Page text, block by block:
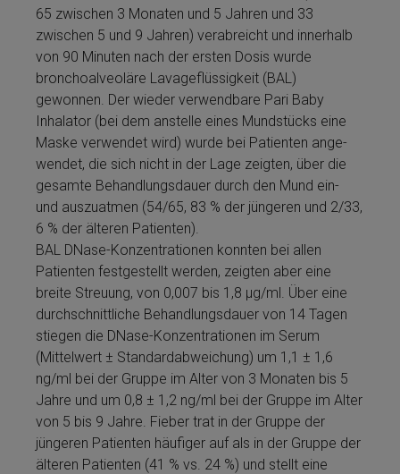
65 zwischen 3 Monaten und 5 Jahren und 33
zwischen 5 und 9 Jahren) verabreicht und innerhalb
von 90 Minuten nach der ersten Dosis wurde
bronchoalveoläre Lavageflüs­sigkeit (BAL)
gewonnen. Der wieder verwendbare Pari Baby
Inhalator (bei dem anstelle ei­nes Mundstücks eine
Maske verwendet wird) wurde bei Patienten an­ge­
wendet, die sich nicht in der Lage zeigten, über die
gesamte Be­hand­lungs­dauer durch den Mund ein-
und auszuatmen (54/65, 83 % der jüngeren und 2/33,
6 % der älteren Patienten).
BAL DNase-Kon­zen­tra­tio­nen konnten bei allen
Patienten festgestellt werden, zeigten aber eine
breite Streuung, von 0,007 bis 1,8 µg/ml. Über eine
durchschnittliche Be­hand­lungs­dauer von 14 Tagen
stiegen die DNase-Kon­zen­tra­tio­nen im Serum
(Mittelwert ± Standardabweichung) um 1,1 ± 1,6
ng/ml bei der Grup­pe im Alter von 3 Monaten bis 5
Jahre und um 0,8 ± 1,2 ng/ml bei der Grup­pe im Alter
von 5 bis 9 Jahre. Fieber trat in der Grup­pe der
jüngeren Patienten häufiger auf als in der Grup­pe der
älteren Patienten (41 % vs. 24 %) und stellt eine